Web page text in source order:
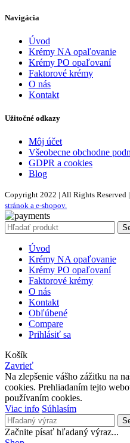
Navigácia
Úvod
Krémy NA opaľovanie
Krémy PO opaľovaní
Faktorové krémy
O nás
Kontakt
Užitočné odkazy
Môj účet
Všeobecne obchodne
GDPR a cookies
Blog
Copyright 2022 | All Rights Reserved
stránok a e-shopov.
Úvod
Krémy NA opaľovanie
Krémy PO opaľovaní
Faktorové krémy
O nás
Kontakt
Obľúbené
Compare
Prihlásiť sa
Košík
Zavrieť
Na zlepšenie vášho zážitku na
cookies. Prehliadaním tejto
používaním cookies.
Viac info Súhlasím
Začnite písať hľadaný výraz...